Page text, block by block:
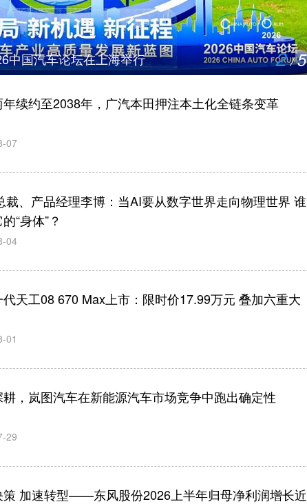
中国汽车论坛在上海举行 2/5
续约至2038年，广汽本田押注本土化全链条变革
07
裁、产品经理李博：当AI要从数字世界走向物理世界 谁
“身体”？
04
天工08 670 Max上市：限时价17.99万元 叠加六重大
01
耕，岚图汽车在新能源汽车市场竞争中跑出确定性
29
策 加速转型——东风股份2026上半年归母净利润增长近